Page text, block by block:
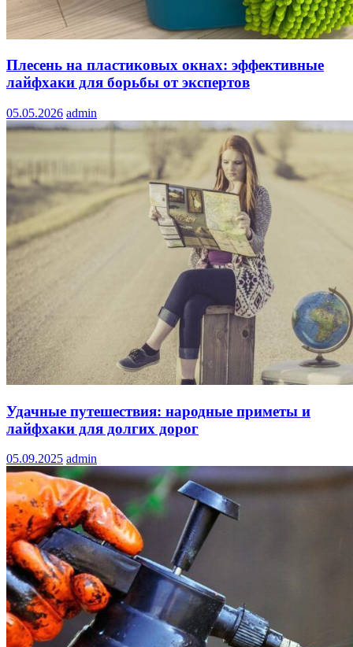
Плесень на пластиковых окнах: эффективные
лайфхаки для борьбы от экспертов
05.05.2026 admin
Удачные путешествия: народные приметы и
лайфхаки для долгих дорог
05.09.2025 admin